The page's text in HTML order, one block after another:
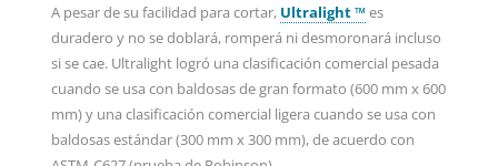
A pesar de su facilidad para cortar, Ultralight ™es
duradero y no se doblará, romperá ni desmoronará incluso
si se cae. Ultralight logró una clasificación comercial pesada
cuando se usa con baldosas de gran formato (600 mm x 600
mm) y una clasificación comercial ligera cuando se usa con
baldosas estándar (300 mm x 300 mm), de acuerdo con